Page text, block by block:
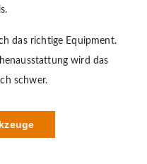
das richtige Equipment.
wird das
schwer.